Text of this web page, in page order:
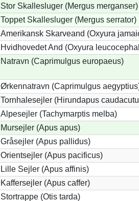
Stor Skallesluger (Mergus merganser)
Toppet Skallesluger (Mergus serrator)
Amerikansk Skarveand (Oxyura
Hvidhovedet And (Oxyura
Natravn (Caprimulgus europaeus)
Ørkennatravn (Caprimulgus
Tornhalesejler (Hirundapus
Alpesejler (Tachymarptis melba)
Mursejler (Apus apus)
Gråsejler (Apus pallidus)
Orientsejler (Apus pacificus)
Lille Sejler (Apus affinis)
Kaffersejler (Apus caffer)
Stortrappe (Otis tarda)